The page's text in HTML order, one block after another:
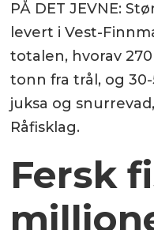
PÅ DET JEVNE:
levert i Vest-
totalen, hvorav
tonn fra trål, og
juksa og
Råfisklag.
Fersk